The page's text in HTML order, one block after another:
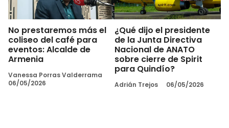
No prestaremos más el
coliseo del café para
eventos: Alcalde de
Armenia
Vanessa Porras Valderrama
06/05/2026
¿Qué dijo el presidente
de la Junta Directiva
Nacional de ANATO
sobre cierre de Spirit
para Quindío?
Adrián Trejos 06/05/2026